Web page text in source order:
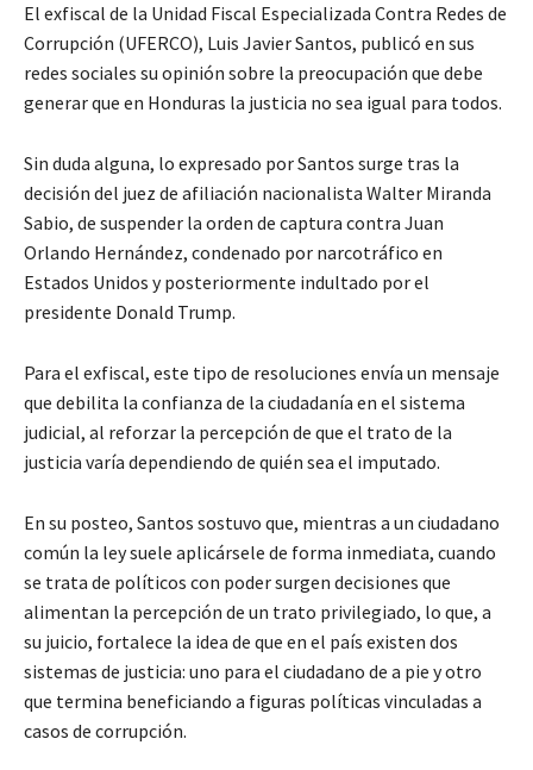
El exfiscal de la Unidad Fiscal Especializada Contra Redes de
Corrupción (UFERCO), Luis Javier Santos, publicó en sus
redes sociales su opinión sobre la preocupación que debe
generar que en Honduras la justicia no sea igual para todos.
Sin duda alguna, lo expresado por Santos surge tras la
decisión del juez de afiliación nacionalista Walter Miranda
Sabio, de suspender la orden de captura contra Juan
Orlando Hernández, condenado por narcotráfico en
Estados Unidos y posteriormente indultado por el
presidente Donald Trump.
Para el exfiscal, este tipo de resoluciones envía un mensaje
que debilita la confianza de la ciudadanía en el sistema
judicial, al reforzar la percepción de que el trato de la
justicia varía dependiendo de quién sea el imputado.
En su posteo, Santos sostuvo que, mientras a un ciudadano
común la ley suele aplicársele de forma inmediata, cuando
se trata de políticos con poder surgen decisiones que
alimentan la percepción de un trato privilegiado, lo que, a
su juicio, fortalece la idea de que en el país existen dos
sistemas de justicia: uno para el ciudadano de a pie y otro
que termina beneficiando a figuras políticas vinculadas a
casos de corrupción.